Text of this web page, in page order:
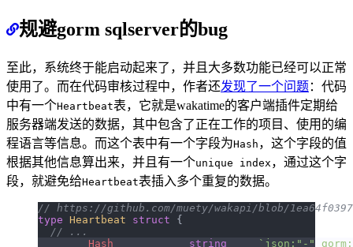
规避gorm sqlserver的bug
至此，系统终于能启动起来了，并且大多数功能已经可以正常
使用了。而在代码审核过程中，作者还发现了一个问题 ：代码
中有一个Heartbeat表，它就是wakatime的客户端插件定期给
服务器端发送的数据，其中包含了正在工作的项目、使用的编
程语言等信息。而这个表中有一个字段为Hash ，这个字段的值
根据其他信息算出来，并且有一个unique index ，通过这个字
段，就避免给Heartbeat表插入多个重复的数据。
// https://github.com/muety/wakapi/blob/
type Heartbeat struct {
  // ...
	Hash
            string
`json:"-"